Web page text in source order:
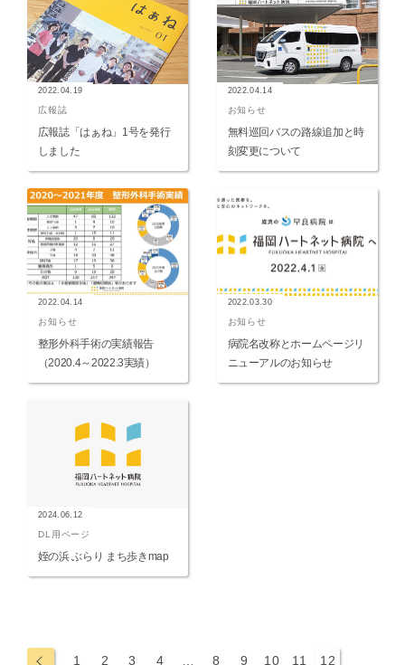
2022.04.19
広報誌
広報誌「はぁね」1号を発行
しました
2022.04.14
お知らせ
無料巡回バスの路線追加と時
刻変更について
2022.04.14
お知らせ
整形外科手術の実績報告
（2020.4～2022.3実績）
2022.03.30
お知らせ
病院名改称とホームページリ
ニューアルのお知らせ
2024.06.12
DL用ページ
姪の浜 ぶらり まち歩きmap
←
1 2 3 4 … 8 9 10 11 12